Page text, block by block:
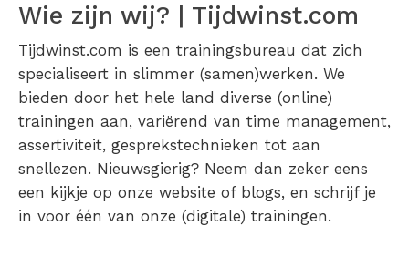
Wie zijn wij? | Tijdwinst.com
Tijdwinst.com is een trainingsbureau dat zich
specialiseert in slimmer (samen)werken. We
bieden door het hele land diverse (online)
trainingen aan, variërend van time management,
assertiviteit, gesprekstechnieken tot aan
snellezen. Nieuwsgierig? Neem dan zeker eens
een kijkje op onze website of blogs, en schrijf je
in voor één van onze (digitale) trainingen.